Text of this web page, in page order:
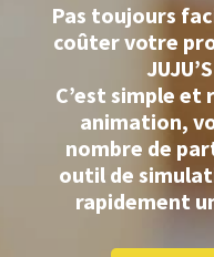
Pas toujours
coûter votre
C’est simple et
animation,
nombre de
outil de
rapidement